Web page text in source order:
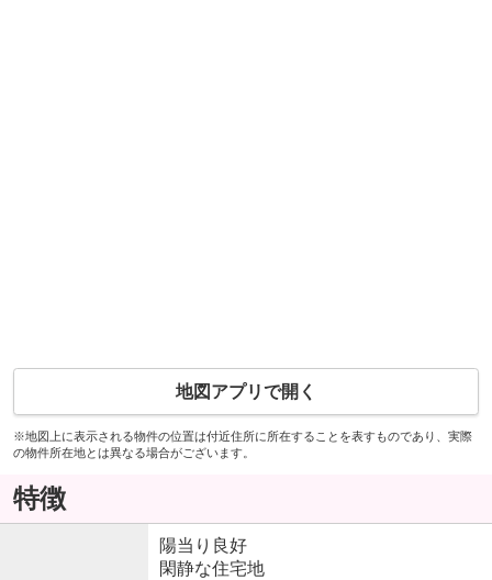
地図アプリで開く
※地図上に表示される物件の位置は付近住所に所在することを表すものであり、実際
の物件所在地とは異なる場合がございます。
特徴
陽当り良好
閑静な住宅地